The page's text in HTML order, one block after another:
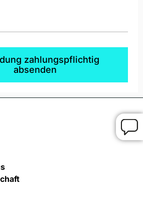
zahlungspflichtig
absenden